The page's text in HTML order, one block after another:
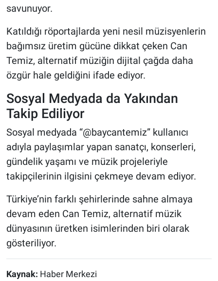
savunuyor.
Katıldığı röportajlarda yeni nesil müzisyenlerin
bağımsız üretim gücüne dikkat çeken Can
Temiz, alternatif müziğin dijital çağda daha
özgür hale geldiğini ifade ediyor.
Sosyal Medyada da Yakından
Takip Ediliyor
Sosyal medyada “@baycantemiz” kullanıcı
adıyla paylaşımlar yapan sanatçı, konserleri,
gündelik yaşamı ve müzik projeleriyle
takipçilerinin ilgisini çekmeye devam ediyor.
Türkiye’nin farklı şehirlerinde sahne almaya
devam eden Can Temiz, alternatif müzik
dünyasının üretken isimlerinden biri olarak
gösteriliyor.
Kaynak: Haber Merkezi